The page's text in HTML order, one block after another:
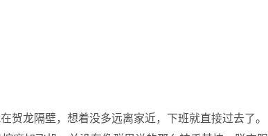
贺龙隔壁，想着没多远离家近，下班就直接过去了。